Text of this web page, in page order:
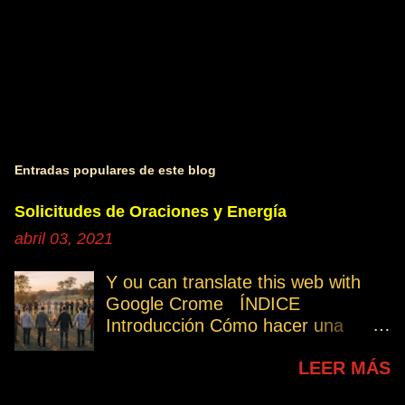
Entradas populares de este blog
Solicitudes de Oraciones y Energía
abril 03, 2021
Y ou can translate this web with
Google Crome ÍNDICE
Introducción Cómo hacer una
personales Desencarnados este
LEER MÁS